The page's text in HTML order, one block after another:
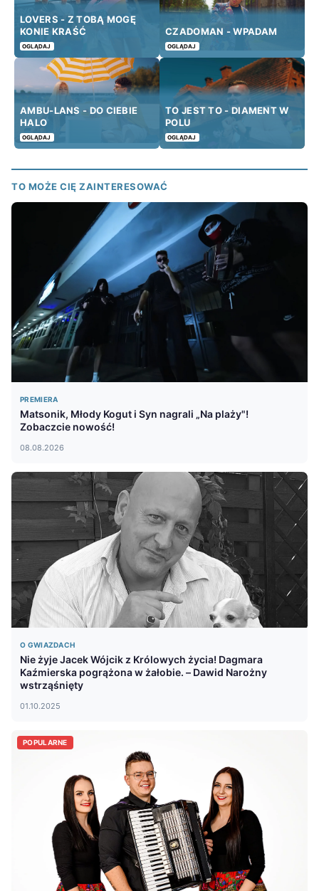
LOVERS - Z TOBĄ MOGĘ
KONIE KRAŚĆ
OGLĄDAJ
CZADOMAN - WPADAM
OGLĄDAJ
AMBU-LANS - DO CIEBIE
HALO
OGLĄDAJ
TO JEST TO - DIAMENT W
POLU
OGLĄDAJ
TO MOŻE CIĘ ZAINTERESOWAĆ
PREMIERA
Matsonik, Młody Kogut i Syn nagrali „Na plaży"!
Zobaczcie nowość!
08.08.2026
O GWIAZDACH
Nie żyje Jacek Wójcik z Królowych życia! Dagmara
Kaźmierska pogrążona w żałobie. – Dawid Narożny
wstrząśnięty
01.10.2025
POPULARNE